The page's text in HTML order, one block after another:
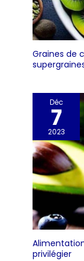
Graines de
Déc
7
2023
privilégier